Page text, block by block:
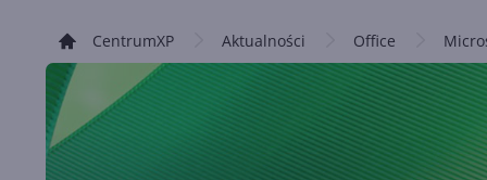
CentrumXP Aktualności Office